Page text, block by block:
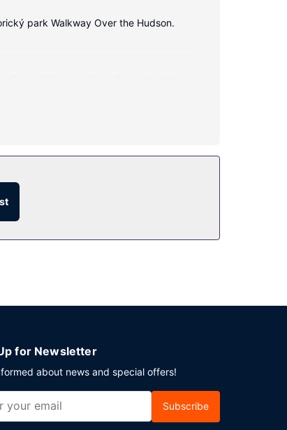
park Walkway Over the Hudson.
(místními hovory zdarma).
u svého oblíbeného nápoje,
for Newsletter
about news and special offers!
Subscribe